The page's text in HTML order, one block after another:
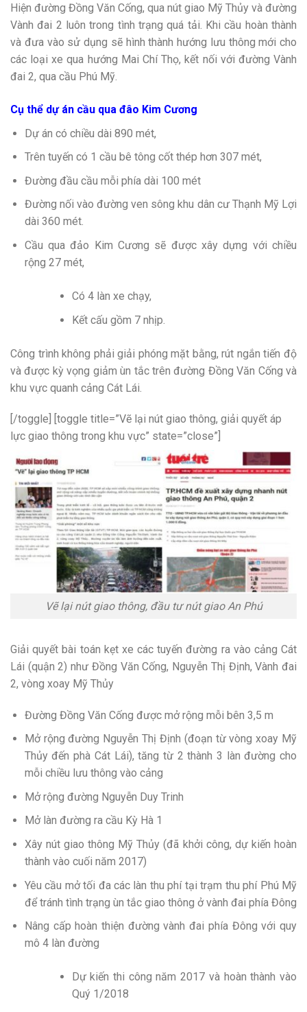
Hiện đường Đồng Văn Cống, qua nút giao Mỹ Thủy và đường
Vành đai 2 luôn trong tình trạng quá tải. Khi cầu hoàn thành
và đưa vào sử dụng sẽ hình thành hướng lưu thông mới cho
các loại xe qua hướng Mai Chí Thọ, kết nối với đường Vành
đai 2, qua cầu Phú Mỹ.
Cụ thể dự án cầu qua đâo Kim Cương
Dự án có chiều dài 890 mét,
Trên tuyến có 1 cầu bê tông cốt thép hơn 307 mét,
Đường đầu cầu mỗi phía dài 100 mét
Đường nối vào đường ven sông khu dân cư Thạnh Mỹ Lợi
dài 360 mét.
Cầu qua đảo Kim Cương sẽ được xây dựng với chiều
rộng 27 mét,
Có 4 làn xe chạy,
Kết cấu gồm 7 nhịp.
Công trình không phải giải phóng mặt bằng, rút ngắn tiến độ
và được kỳ vọng giảm ùn tắc trên đường Đồng Văn Cống và
khu vực quanh cảng Cát Lái.
[/toggle] [toggle title=”Vẽ lại nút giao thông, giải quyết áp
lực giao thông trong khu vực” state=”close”]
Vẽ lại nút giao thông, đầu tư nút giao An Phú
Giải quyết bài toán kẹt xe các tuyến đường ra vào cảng Cát
Lái (quận 2) như Đồng Văn Cống, Nguyễn Thị Định, Vành đai
2, vòng xoay Mỹ Thủy
Đường Đồng Văn Cống được mở rộng mỗi bên 3,5 m
Mở rộng đường Nguyễn Thị Định (đoạn từ vòng xoay Mỹ
Thủy đến phà Cát Lái), tăng từ 2 thành 3 làn đường cho
mỗi chiều lưu thông vào cảng
Mở rộng đường Nguyễn Duy Trinh
Mở làn đường ra cầu Kỳ Hà 1
Xây nút giao thông Mỹ Thủy (đã khởi công, dự kiến hoàn
thành vào cuối năm 2017)
Yêu cầu mở tối đa các làn thu phí tại trạm thu phí Phú Mỹ
để tránh tình trạng ùn tắc giao thông ở vành đai phía Đông
Nâng cấp hoàn thiện đường vành đai phía Đông với quy
mô 4 làn đường
Dự kiến thi công năm 2017 và hoàn thành vào
Quý 1/2018